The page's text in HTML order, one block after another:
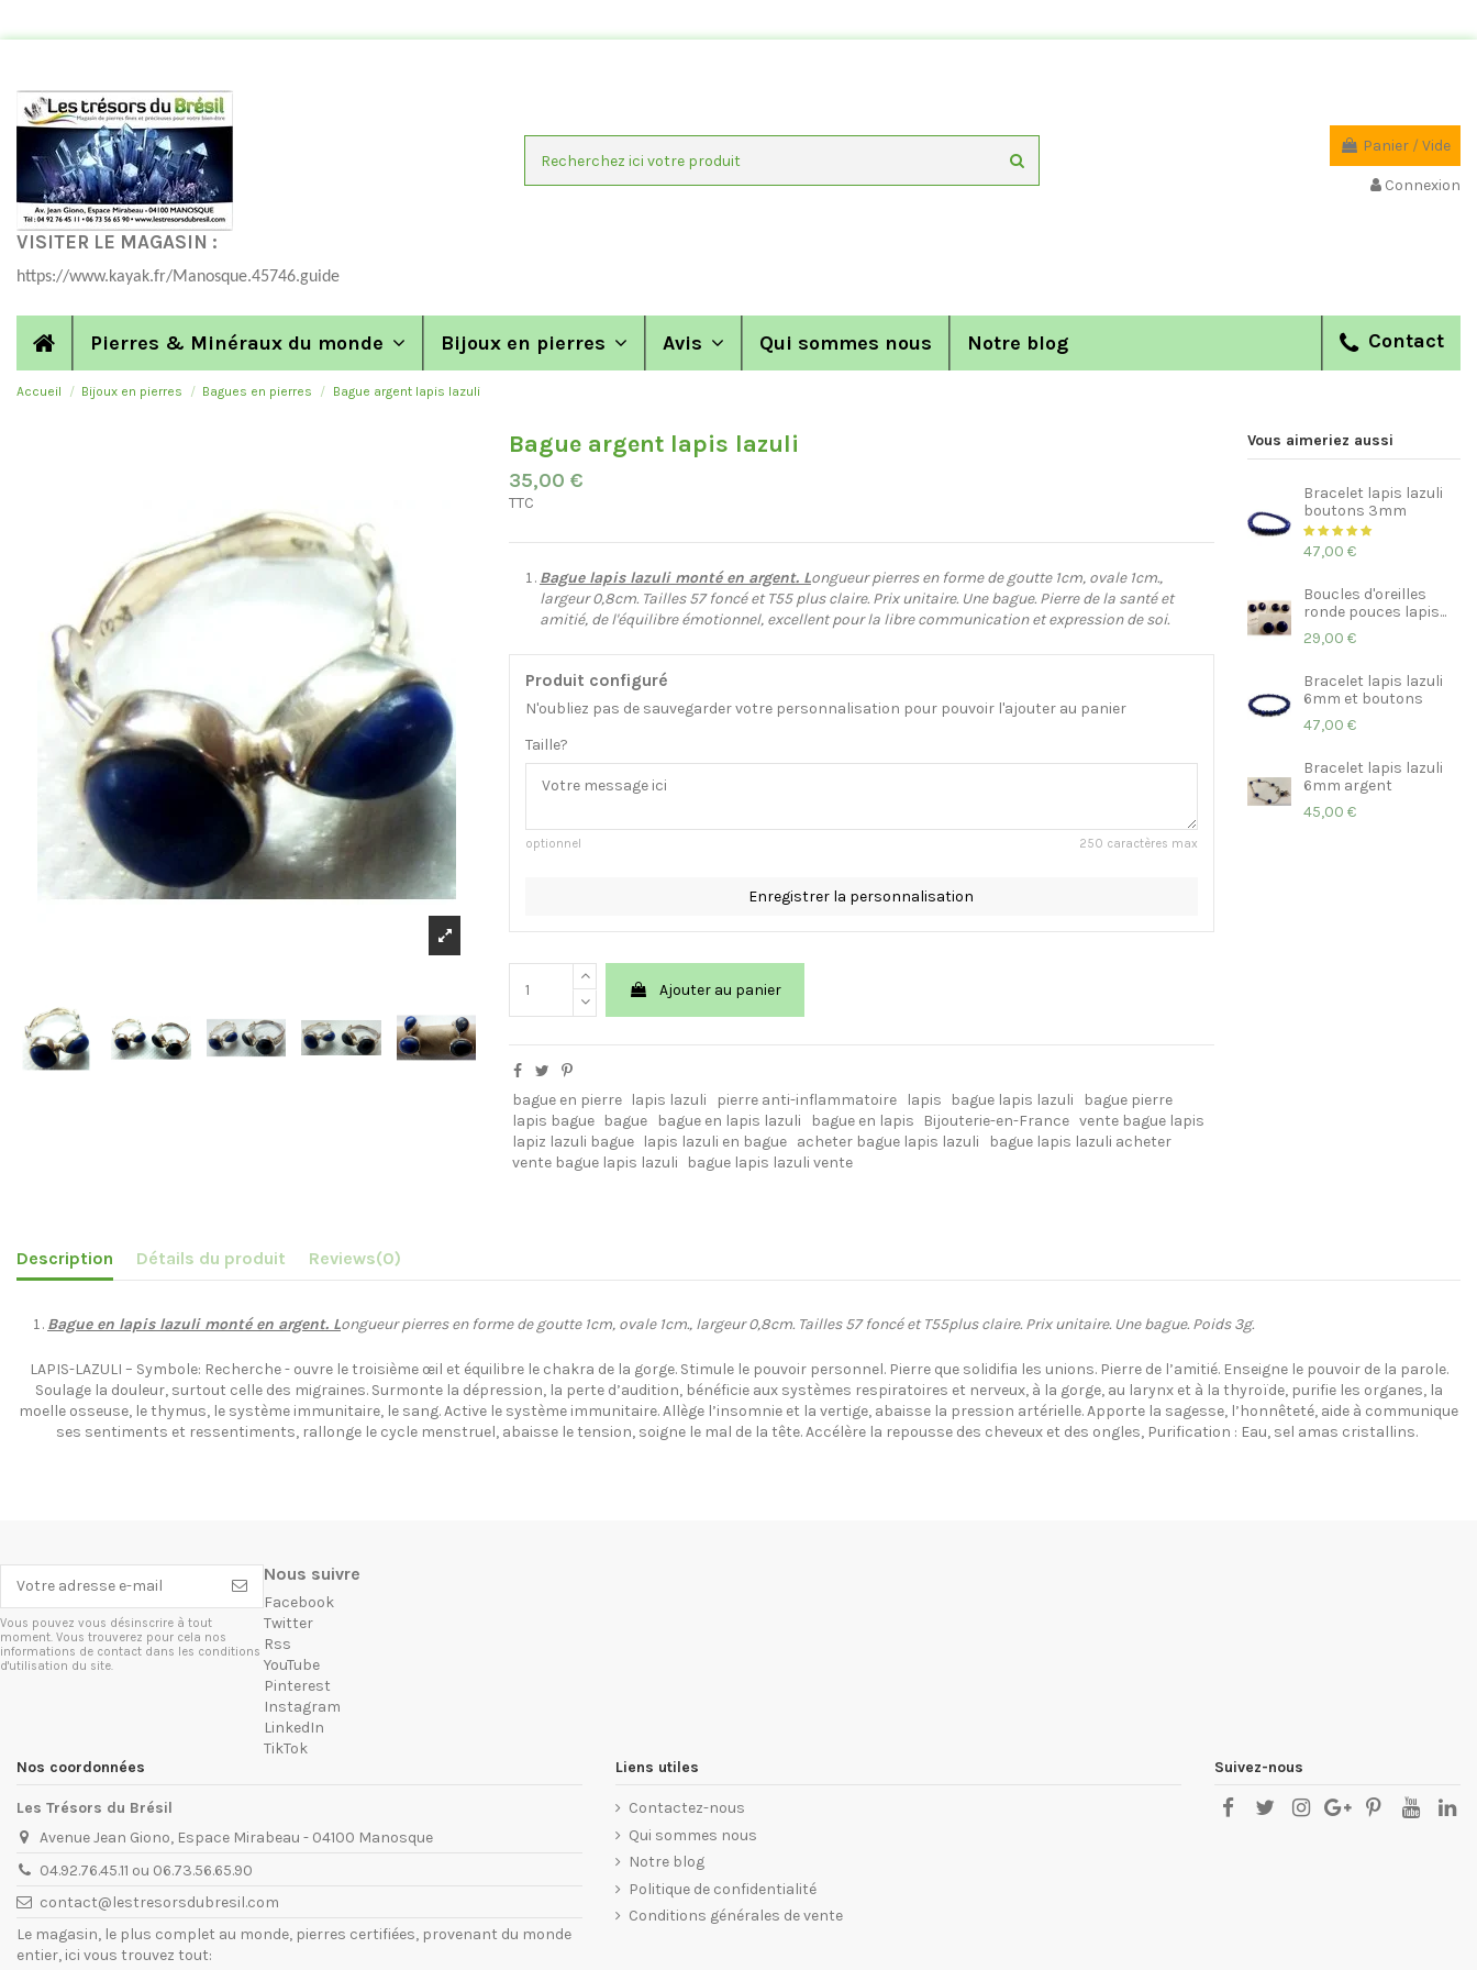
Panier / Vide
Connexion
VISITER LE MAGASIN :
https://www.kayak.fr/Manosque.45746.guide
Pierres & Minéraux du monde Bijoux en pierres Avis Contact
Qui sommes nous Notre blog
Accueil Bijoux en pierres Bagues en pierres Bague argent lapis lazuli
Bague argent lapis lazuli
35,00 €
TTC
Bague lapis lazuli monté en argent. Longueur pierres en forme de goutte 1cm, ovale 1cm.,
largeur 0,8cm. Tailles 57 foncé et T55 plus claire. Prix unitaire. Une bague. Pierre de la santé et
amitié, de l'équilibre émotionnel, excellent pour la libre communication et expression de soi.
Produit configuré
N'oubliez pas de sauvegarder votre personnalisation pour pouvoir l'ajouter au panier
Taille?
optionnel 250 caractères max
Enregistrer la personnalisation
Ajouter au panier
bague en pierre lapis lazuli pierre anti-inflammatoire lapis bague lapis lazuli
bague pierre
lapis bague
bague bague en lapis lazuli bague en lapis Bijouterie-en-France vente bague lapis
lapiz lazuli bague
lapis lazuli en bague acheter bague lapis lazuli
bague lapis lazuli acheter
vente bague lapis lazuli
bague lapis lazuli vente
Vous aimeriez aussi
Bracelet lapis lazuli
boutons 3mm
47,00 €
Boucles d'oreilles
ronde pouces lapis...
29,00 €
Bracelet lapis lazuli
6mm et boutons
47,00 €
Bracelet lapis lazuli
6mm argent
45,00 €
Description Détails du produit Reviews(0)
Bague en lapis lazuli monté en argent. Longueur pierres en forme de goutte 1cm, ovale 1cm., largeur 0,8cm. Tailles 57 foncé et T55plus claire. Prix unitaire. Une bague. Poids 3g.
LAPIS-LAZULI – Symbole: Recherche - ouvre le troisième œil et équilibre le chakra de la gorge. Stimule le pouvoir personnel. Pierre que solidifia les unions. Pierre de l’amitié. Enseigne le pouvoir de la parole.
Soulage la douleur, surtout celle des migraines. Surmonte la dépression, la perte d’audition, bénéficie aux systèmes respiratoires et nerveux, à la gorge, au larynx et à la thyroïde, purifie les organes, la
moelle osseuse, le thymus, le système immunitaire, le sang. Active le système immunitaire. Allège l’insomnie et la vertige, abaisse la pression artérielle. Apporte la sagesse, l’honnêteté, aide à communique
ses sentiments et ressentiments, rallonge le cycle menstruel, abaisse le tension, soigne le mal de la tête. Accélère la repousse des cheveux et des ongles, Purification : Eau, sel amas cristallins.
Vous pouvez vous désinscrire à tout
moment. Vous trouverez pour cela nos
informations de contact dans les conditions
d'utilisation du site.
Nous suivre
Facebook
Twitter
Rss
YouTube
Pinterest
Instagram
LinkedIn
TikTok
Nos coordonnées
Les Trésors du Brésil
Avenue Jean Giono, Espace Mirabeau - 04100 Manosque
04.92.76.45.11 ou 06.73.56.65.90
contact@lestresorsdubresil.com
Le magasin, le plus complet au monde, pierres certifiées, provenant du monde
entier, ici vous trouvez tout:
Liens utiles
Contactez-nous
Qui sommes nous
Notre blog
Politique de confidentialité
Conditions générales de vente
Suivez-nous